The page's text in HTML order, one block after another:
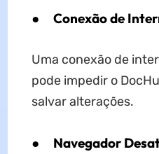
● Conexão de
Uma conexão de
pode impedir o
salvar alterações.
● Navegador